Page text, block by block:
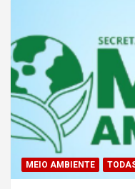
MEIO AMBIENTE